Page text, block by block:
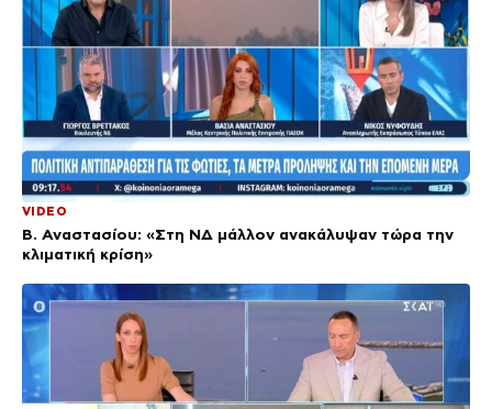
VIDEO
Β. Αναστασίου: «Στη ΝΔ μάλλον ανακάλυψαν τώρα την
κλιματική κρίση»